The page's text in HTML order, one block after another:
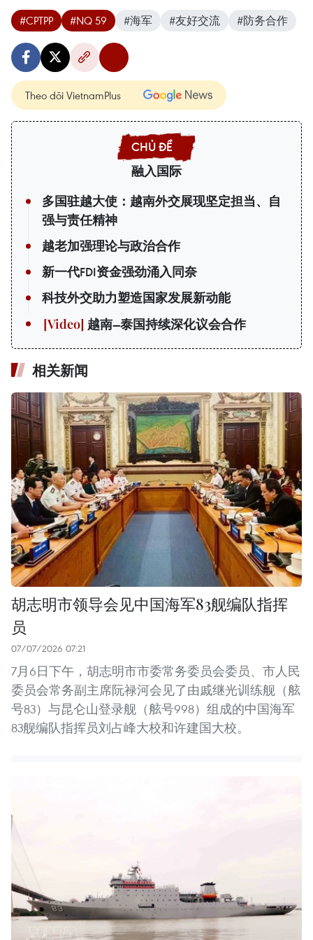
#CPTPP #NQ 59 #海军 #友好交流 #防务合作
Theo dõi VietnamPlus
融入国际
多国驻越大使：越南外交展现坚定担当、自
强与责任精神
越老加强理论与政治合作
新一代FDI资金强劲涌入同奈
科技外交助力塑造国家发展新动能
越南—泰国持续深化议会合作
相关新闻
胡志明市领导会见中国海军83舰编队指挥
员
07/07/2026 07:21
7月6日下午，胡志明市市委常务委员会委员、市人民
委员会常务副主席阮禄河会见了由戚继光训练舰（舷
号83）与昆仑山登录舰（舷号998）组成的中国海军
83舰编队指挥员刘占峰大校和许建国大校。